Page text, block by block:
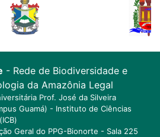
- Rede de Biodiversidade e
da Amazônia Legal
Prof. José da Silveira
Guamá) - Instituto de Ciências
Geral do PPG-Bionorte - Sala 225